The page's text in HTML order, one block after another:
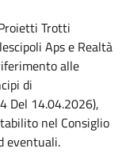
Trotti
Aps e Realtà
alle
di
Del 14.04.2026),
nel Consiglio
eventuali.